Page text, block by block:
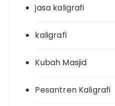
jasa kaligrafi
kaligrafi
Kubah Masjid
Pesantren Kaligrafi